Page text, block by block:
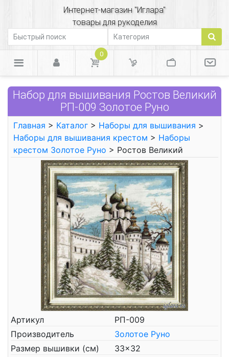
Интернет-магазин "Иглара"
товары для рукоделия
0
Набор для вышивания Ростов Великий
РП-009 Золотое Руно
Главная > Каталог > Наборы для вышивания >
Наборы для вышивания крестом > Наборы
крестом Золотое Руно > Ростов Великий
Артикул
РП-009
Производитель
Золотое Руно
Размер вышивки (см)
33x32